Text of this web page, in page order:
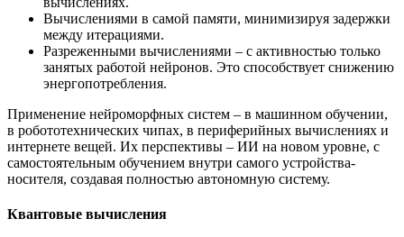
Вычислениями в самой памяти, минимизируя задержки
между итерациями.
Разреженными вычислениями – с активностью только
занятых работой нейронов. Это способствует снижению
энергопотребления.
Применение нейроморфных систем – в машинном обучении,
в робототехнических чипах, в периферийных вычислениях и
интернете вещей. Их перспективы – ИИ на новом уровне, с
самостоятельным обучением внутри самого устройства-
носителя, создавая полностью автономную систему.
Квантовые вычисления